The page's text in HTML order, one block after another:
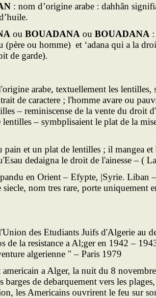
: nom d’origine arabe : dahhân
ou BOUADANA ou BOUADANA
(père ou homme) et ‘adana qui a la
de garde).
arabe, textuellement les lentilles,
de caractere ; l'homme avare ou
– reminiscense de la vente du droit
– symbplisaient le plat de la
pain et un plat de lentilles ; il mangea et
dedaigna le droit de l'ainesse – (
en Orient – Efypte, |Syrie. Liban
nom tres rare, porte uniquement
des Etudiants Juifs d'Algerie au
de la resistance a Al;ger en 1942 –
algerienne " – Paris 1979.
a Alger, la nuit du 8
de debarquement vers les
les Americains ouvrirent le feu sur